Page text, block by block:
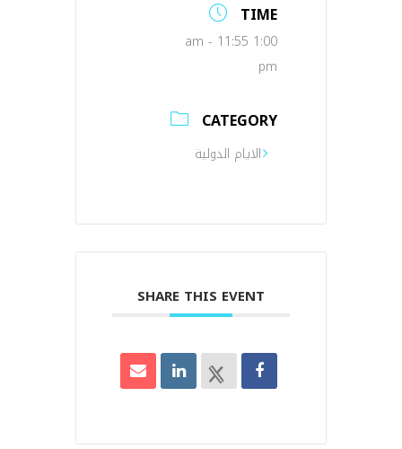
TIME
1:00 am - 11:55
pm
CATEGORY
الايام الدولية
SHARE THIS EVENT